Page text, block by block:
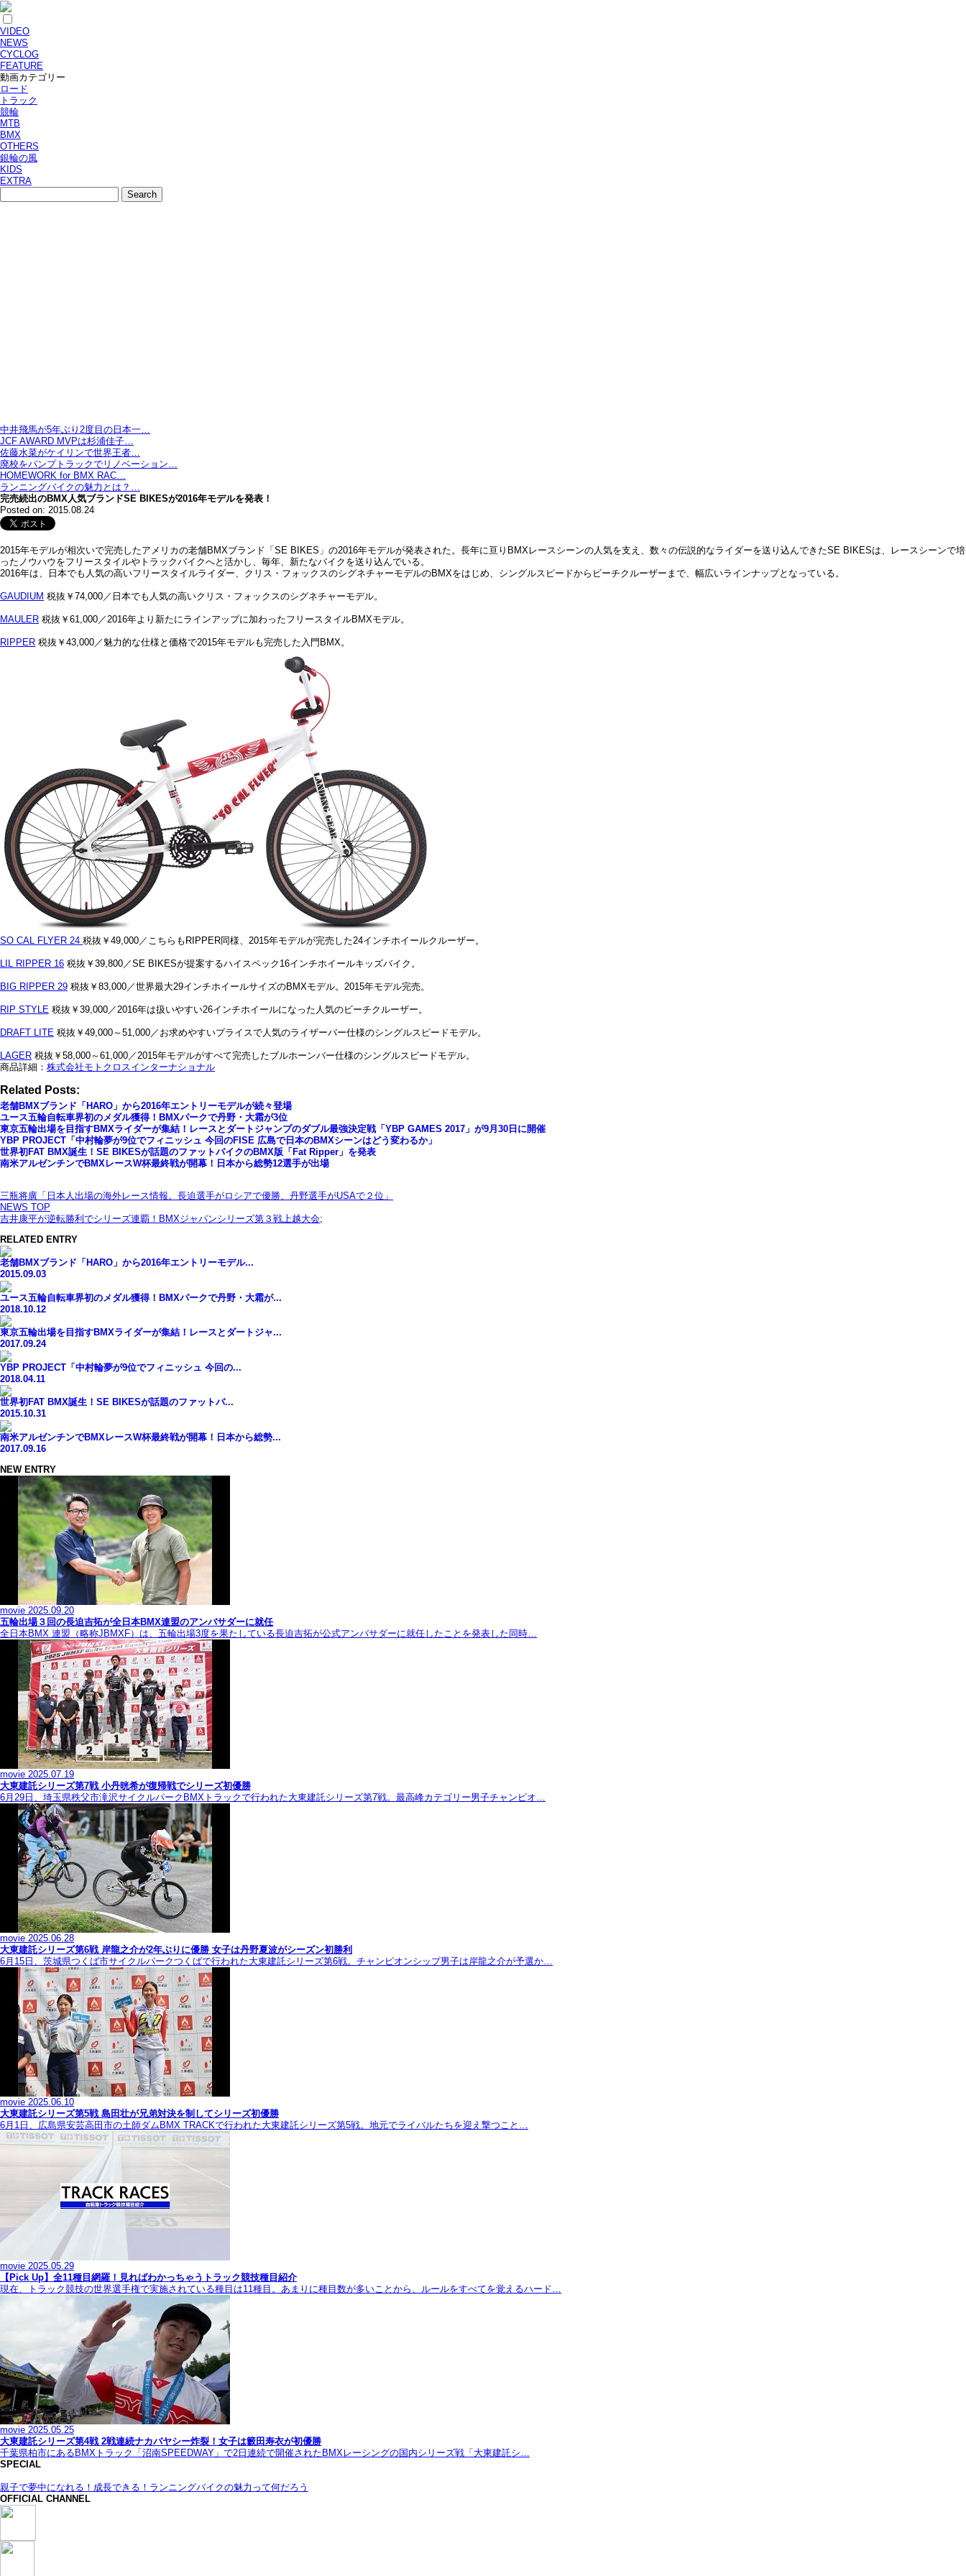
VIDEO
NEWS
CYCLOG
FEATURE
動画カテゴリー
ロード
トラック
競輪
MTB
BMX
OTHERS
銀輪の風
KIDS
EXTRA
中井飛馬が5年ぶり2度目の日本一…
JCF AWARD MVPは杉浦佳子…
佐藤水菜がケイリンで世界王者…
廃校をパンプトラックでリノベーション…
HOMEWORK for BMX RAC…
ランニングバイクの魅力とは？…
完売続出のBMX人気ブランドSE BIKESが2016年モデルを発表！
Posted on: 2015.08.24
2015年モデルが相次いで完売したアメリカの老舗BMXブランド「SE BIKES」の2016年モデルが発表された。長年に亘りBMXレースシーンの人気を支え、数々の伝説的なライダーを送り込んできたSE BIKESは、レースシーンで培
ったノウハウをフリースタイルやトラックバイクへと活かし、毎年、新たなバイクを送り込んでいる。
2016年は、日本でも人気の高いフリースタイルライダー、クリス・フォックスのシグネチャーモデルのBMXをはじめ、シングルスピードからビーチクルーザーまで、幅広いラインナップとなっている。
GAUDIUM 税抜￥74,000／日本でも人気の高いクリス・フォックスのシグネチャーモデル。
MAULER 税抜￥61,000／2016年より新たにラインアップに加わったフリースタイルBMXモデル。
RIPPER 税抜￥43,000／魅力的な仕様と価格で2015年モデルも完売した入門BMX。
SO CAL FLYER 24 税抜￥49,000／こちらもRIPPER同様、2015年モデルが完売した24インチホイールクルーザー。
LIL RIPPER 16 税抜￥39,800／SE BIKESが提案するハイスペック16インチホイールキッズバイク。
BIG RIPPER 29 税抜￥83,000／世界最大29インチホイールサイズのBMXモデル。2015年モデル完売。
RIP STYLE 税抜￥39,000／2016年は扱いやすい26インチホイールになった人気のビーチクルーザー。
DRAFT LITE 税抜￥49,000～51,000／お求めやすいプライスで人気のライザーバー仕様のシングルスピードモデル。
LAGER 税抜￥58,000～61,000／2015年モデルがすべて完売したブルホーンバー仕様のシングルスピードモデル。
商品詳細： 株式会社モトクロスインターナショナル
Related Posts:
老舗BMXブランド「HARO」から2016年エントリーモデルが続々登場
ユース五輪自転車界初のメダル獲得！BMXパークで丹野・大霜が3位
東京五輪出場を目指すBMXライダーが集結！レースとダートジャンプのダブル最強決定戦「YBP GAMES 2017」が9月30日に開催
YBP PROJECT「中村輪夢が9位でフィニッシュ 今回のFISE 広島で日本のBMXシーンはどう変わるか」
世界初FAT BMX誕生！SE BIKESが話題のファットバイクのBMX版「Fat Ripper」を発表
南米アルゼンチンでBMXレースW杯最終戦が開幕！日本から総勢12選手が出場
三瓶将廣「日本人出場の海外レース情報。長迫選手がロシアで優勝、丹野選手がUSAで２位」
NEWS TOP
吉井康平が逆転勝利でシリーズ連覇！BMXジャパンシリーズ第３戦上越大会;
RELATED ENTRY
老舗BMXブランド「HARO」から2016年エントリーモデル...
2015.09.03
ユース五輪自転車界初のメダル獲得！BMXパークで丹野・大霜が...
2018.10.12
東京五輪出場を目指すBMXライダーが集結！レースとダートジャ...
2017.09.24
YBP PROJECT「中村輪夢が9位でフィニッシュ 今回の...
2018.04.11
世界初FAT BMX誕生！SE BIKESが話題のファットバ...
2015.10.31
南米アルゼンチンでBMXレースW杯最終戦が開幕！日本から総勢...
2017.09.16
NEW ENTRY
movie 2025.09.20
五輪出場３回の長迫吉拓が全日本BMX連盟のアンバサダーに就任
全日本BMX 連盟（略称JBMXF）は、五輪出場3度を果たしている長迫吉拓が公式アンバサダーに就任したことを発表した同時…
movie 2025.07.19
大東建託シリーズ第7戦 ⼩丹晄希が復帰戦でシリーズ初優勝
6月29日、埼玉県秩父市滝沢サイクルパークBMXトラックで行われた大東建託シリーズ第7戦。最高峰カテゴリー男子チャンピオ…
movie 2025.06.28
大東建託シリーズ第6戦 岸龍之介が2年ぶりに優勝 女子は丹野夏波がシーズン初勝利
6月15日、茨城県つくば市サイクルパークつくばで行われた大東建託シリーズ第6戦。チャンピオンシップ男子は岸龍之介が予選か…
movie 2025.06.10
大東建託シリーズ第5戦 島田壮が兄弟対決を制してシリーズ初優勝
6月1日、広島県安芸高田市の土師ダムBMX TRACKで行われた大東建託シリーズ第5戦。地元でライバルたちを迎え撃つこと…
movie 2025.05.29
【Pick Up】全11種目網羅！見ればわかっちゃうトラック競技種目紹介
現在、トラック競技の世界選手権で実施されている種目は11種目。あまりに種目数が多いことから、ルールをすべてを覚えるハード…
movie 2025.05.25
大東建託シリーズ第4戦 2戦連続ナカバヤシー炸裂！女子は籔田寿衣が初優勝
千葉県柏市にあるBMXトラック「沼南SPEEDWAY」で2日連続で開催されたBMXレーシングの国内シリーズ戦「大東建託シ…
SPECIAL
親子で夢中になれる！成長できる！ランニングバイクの魅力って何だろう
OFFICIAL CHANNEL